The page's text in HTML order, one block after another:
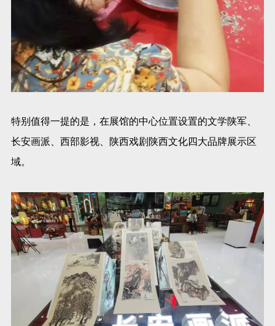
特别值得一提的是，在展馆的中心位置设置的文学陕军、
长安画派、西部影视、陕西戏剧陕西文化四大品牌展示区
域。